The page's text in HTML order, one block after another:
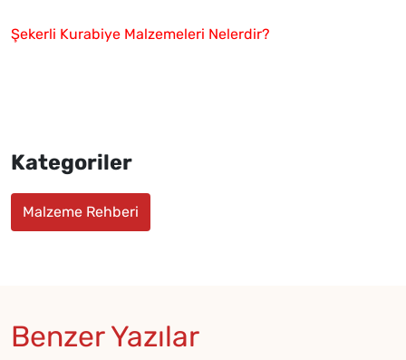
Şekerli Kurabiye Malzemeleri Nelerdir?
Kategoriler
Malzeme Rehberi
Benzer Yazılar